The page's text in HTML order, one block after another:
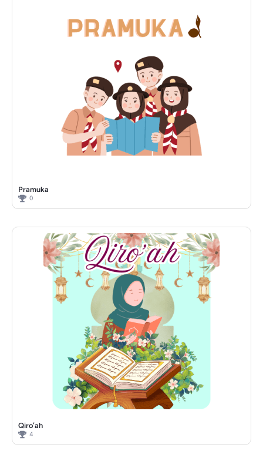
Pramuka
0
Qiro’ah
4